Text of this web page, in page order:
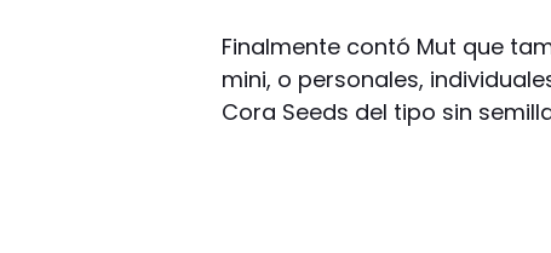
Finalmente contó Mut que
mini, o personales,
Cora Seeds del tipo sin